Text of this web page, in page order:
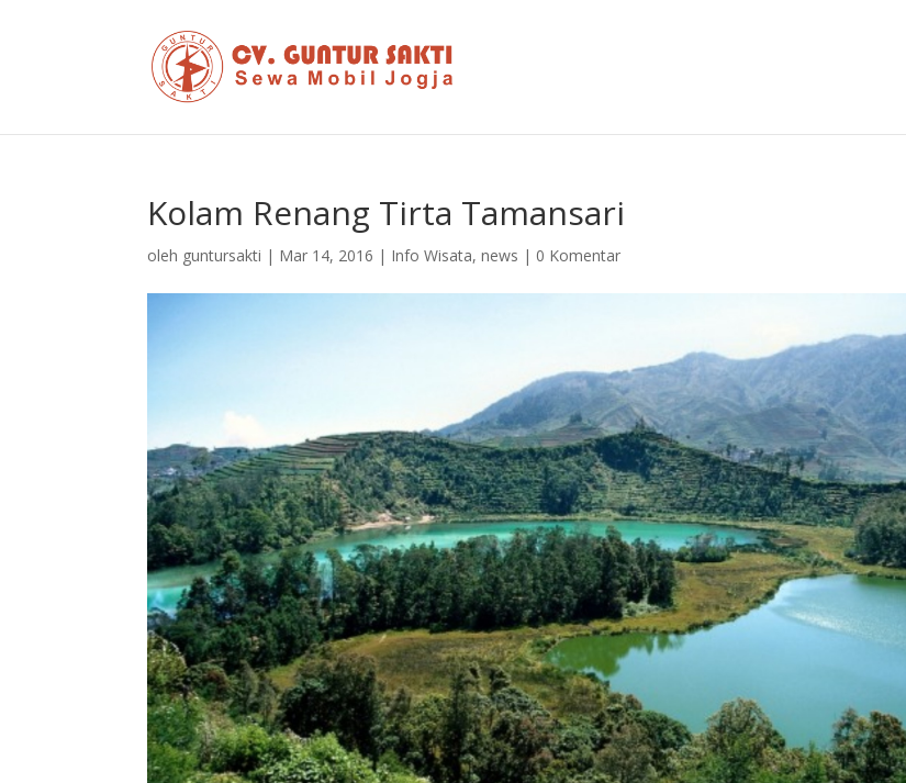
Kolam Renang Tirta Tamansari
oleh guntursakti | Mar 14, 2016 | Info Wisata,news | 0 Komentar